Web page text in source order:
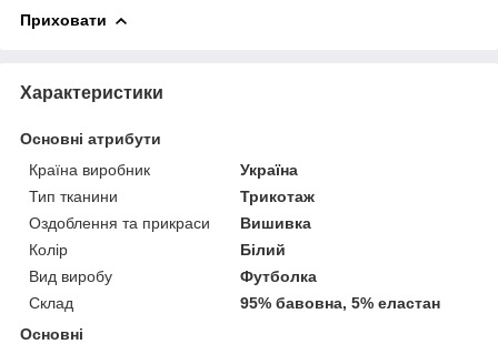
Приховати
Характеристики
Основні атрибути
Країна виробник
Україна
Тип тканини
Трикотаж
Оздоблення та прикраси
Вишивка
Колір
Білий
Вид виробу
Футболка
Склад
95% бавовна, 5% еластан
Основні